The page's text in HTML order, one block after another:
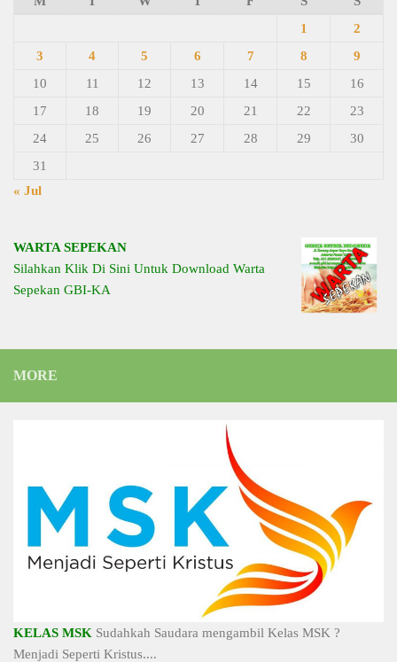
1
2
3
4 5 6 7 8
9
10
11 12 13 14 15
16
17
18 19 20 21 22
23
24
25 26 27 28 29
30
31
« Jul
WARTA SEPEKAN
Silahkan Klik Di Sini Untuk Download Warta
Sepekan GBI-KA
MORE
KELAS MSK Sudahkah Saudara mengambil Kelas MSK ?
Menjadi Seperti Kristus....